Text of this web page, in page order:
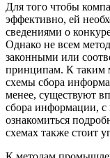
Для того чтобы
эффективно, ей
сведениями о
Однако не всем
законными или
принципам. К таким
схемы сбора
менее, существуют
сбора информации, с
ознакомиться
схемах также стоит